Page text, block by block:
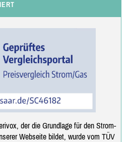
der die Grundlage für den Strom-
Webseite bildet, wurde vom TÜV